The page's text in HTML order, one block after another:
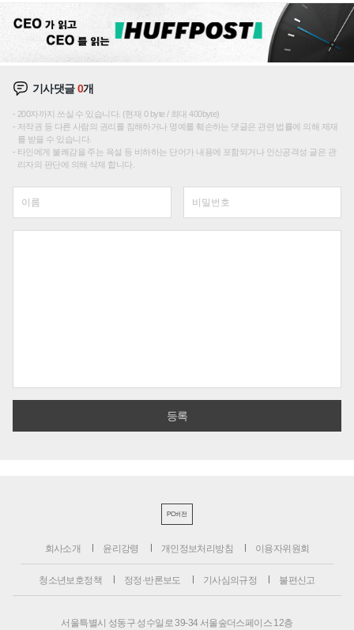
기사댓글0개
200자까지 쓰실 수 있습니다. (현재 0 byte / 최대 400byte)
저작권 등 다른 사람의 권리를 침해하거나 명예를 훼손하는 댓글은 관련 법률에 의해 제재
를 받을 수 있습니다.
타인에게 불쾌감을 주는 욕설 등 비하하는 단어가 내용에 포함되거나 인신공격성 글은 관
리자의 판단에 의해 삭제 합니다.
PC버전
회사소개 윤리강령 개인정보처리방침 이용자위원회
청소년보호정책 정정·반론보도 기사심의규정 불편신고
서울특별시 성동구 성수일로 39-34 서울숲더스페이스 12층